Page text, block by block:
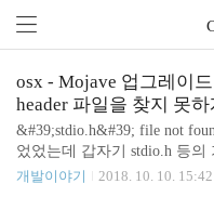
osx - Mojave 업그레이
header 파일을 찾지 못
&#39;stdio.h&#39; file not
었었는데 갑자기 stdio.h 등의
찾지 못하고 있다. osx 에서
개발이야기 2018. 10. 10. 15:42